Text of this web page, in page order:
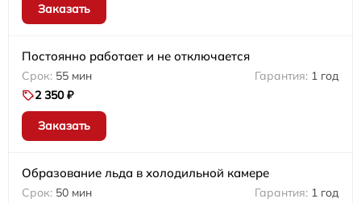
Заказать
Постоянно работает и не отключается
55 мин
1 год
2 350 ₽
Заказать
Образование льда в холодильной камере
50 мин
1 год